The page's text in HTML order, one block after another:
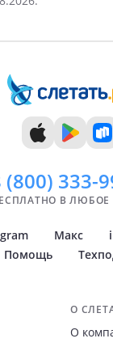
дней
дней
Декабрь
(800) 333-
В ЛЮБОЕ
Макс
Помощь
по сайту
О
О